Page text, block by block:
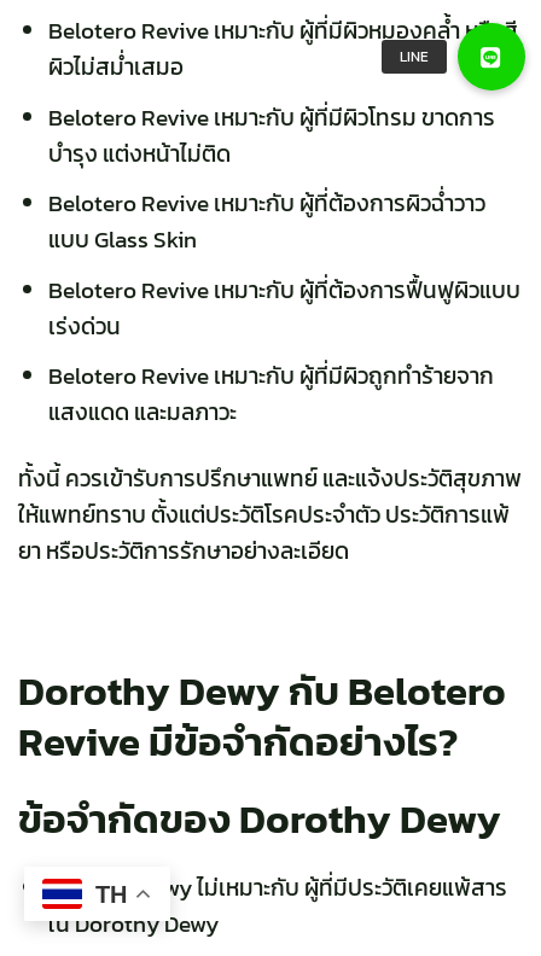
Belotero Reviveเหมาะกับ ผู้ที่มีผิวหมองคล้ำ หรือสี
ผิวไม่สม่ำเสมอ
Belotero Reviveเหมาะกับ ผู้ที่มีผิวโทรม ขาดการ
บำรุง แต่งหน้าไม่ติด
Belotero Reviveเหมาะกับ ผู้ที่ต้องการผิวฉ่ำวาว
แบบ Glass Skin
Belotero Reviveเหมาะกับ ผู้ที่ต้องการฟื้นฟูผิวแบบ
เร่งด่วน
Belotero Reviveเหมาะกับ ผู้ที่มีผิวถูกทำร้ายจาก
แสงแดด และมลภาวะ
ทั้งนี้ ควรเข้ารับการปรึกษาแพทย์ และแจ้งประวัติสุขภาพ
ให้แพทย์ทราบ ตั้งแต่ประวัติโรคประจำตัว ประวัติการแพ้
ยา หรือประวัติการรักษาอย่างละเอียด
Dorothy Dewy กับ Belotero
Revive มีข้อจำกัดอย่างไร?
ข้อจำกัดของ Dorothy Dewy
Dorothy Dewy ไม่เหมาะกับ ผู้ที่มีประวัติเคยแพ้สาร
ใน Dorothy Dewy
TH